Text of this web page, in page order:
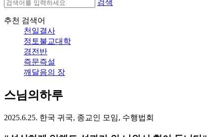
검색
추천 검색어
천일결사
정토불교대학
경전반
즉문즉설
깨달음의 장
스님의하루
2025.6.25. 한국 귀국, 종교인 모임, 수행법회